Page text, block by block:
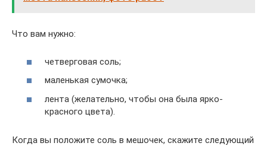
Что вам нужно:
четверговая соль;
маленькая сумочка;
лента (желательно, чтобы она была ярко-
красного цвета).
Когда вы положите соль в мешочек, скажите следующий